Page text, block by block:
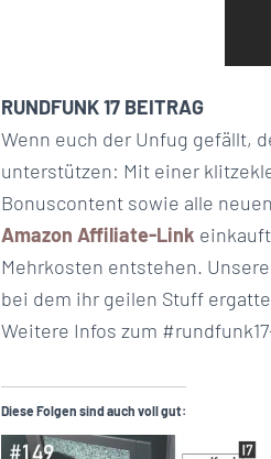
RUNDFUNK 17 BEITRAG
Wenn euch der Unfug gefällt,
unterstützen: Mit einer
Bonuscontent sowie alle
Amazon Affiliate-Link
Mehrkosten entstehen.
bei dem ihr geilen Stuff
Weitere Infos zum
Diese Folgen sind auch voll gut: